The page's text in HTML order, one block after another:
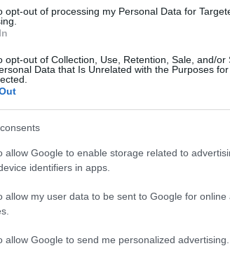
opt-out of processing my Personal Data for
opt-out of Collection, Use, Retention, Sale, and/or
Data that Is Unrelated with the Purposes
allow Google to enable storage related to
identifiers in apps.
allow my user data to be sent to Google for online
allow Google to send me personalized advertising.
mindenki tartott
személyisége, s egyben egyik
Eleonóra, aki emellett még okos és szép is volt.
TOVÁBB